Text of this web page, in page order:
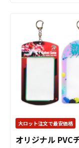
ホルダーをバッグや
ループに取り付ける
利です。押二重カン
グにしっかりとカ
固定することがで
で、紛失の心配が
ります。こちらも
用途に合わせて選
できます。 さらに
ーテルキーホルダー
両面へのプリントに
可能です。表には
サイズに合わせて伸
調整できますので、
の操作でも指への
ないのが特長です
スマホスタンドと
用、イヤホンの収
用でき、機能性に
アイテムとなって
り揃えておりますの
客様にはデザインを
いただくだけでオ
大ロット注文で最安価格
オリジナル PVC